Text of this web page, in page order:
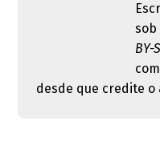
sob
BY-
desde que credite